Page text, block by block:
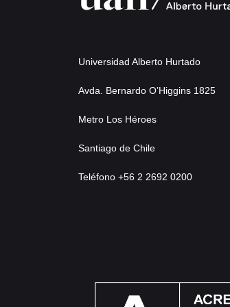
Universidad Alberto Hurtado
Avda. Bernardo O’Higgins 1825
Metro Los Héroes
Santiago de Chile
Teléfono +56 2 2692 0200